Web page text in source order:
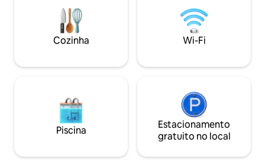
Bennett ficam a poucos minutos de
distância. Relaxe à beira da piscina, nade
nas águas cristalinas da Praia de Belongil
e assista ao pôr do sol sobre as
Byron Bay tem a
minutos de distância.
CASAIS::: 1
25 DE
Cozinha Wi-Fi
Piscina
Estacionamento
gratuito no local